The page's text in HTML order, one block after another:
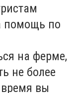
помощь по
на ферме,
не более
вы